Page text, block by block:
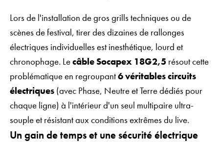
Lors de l'installation de gros grills techniques ou de
scènes de festival, tirer des dizaines de rallonges
électriques individuelles est inesthétique, lourd et
chronophage. Lecâble Socapex 18G2,5 résout cette
problématique en regroupant6 véritables circuits
électriques (avec Phase, Neutre et Terre dédiés pour
chaque ligne) à l'intérieur d'un seul multipaire ultra-
souple et résistant aux conditions extrêmes du live.
Un gain de temps et une sécurité électrique